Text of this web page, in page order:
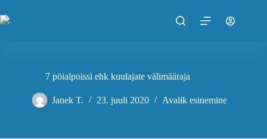
to
content
7 pöialpoissi ehk kuulajate välimääraja
Janek T. 23. juuli 2020 Avalik esinemine